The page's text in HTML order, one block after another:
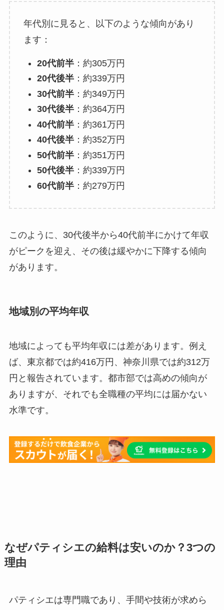
年代別に見ると、以下のような傾向があり
ます：​
20代前半：​約305万円
20代後半：​約339万円
30代前半：​約349万円
30代後半：​約364万円
40代前半：​約361万円
40代後半：​約352万円
50代前半：​約351万円
50代後半：​約339万円
60代前半：​約279万円​
このように、30代後半から40代前半にかけて年収
がピークを迎え、その後は緩やかに下降する傾向
があります。
地域別の平均年収
地域によっても平均年収には差があります。​例え
ば、東京都では約416万円、神奈川県では約312万
円と報告されています。​都市部では高めの傾向が
ありますが、それでも全職種の平均には届かない
水準です。​
なぜパティシエの給料は安いのか？3つの
理由
パティシエは専門職であり、手間や技術が求めら